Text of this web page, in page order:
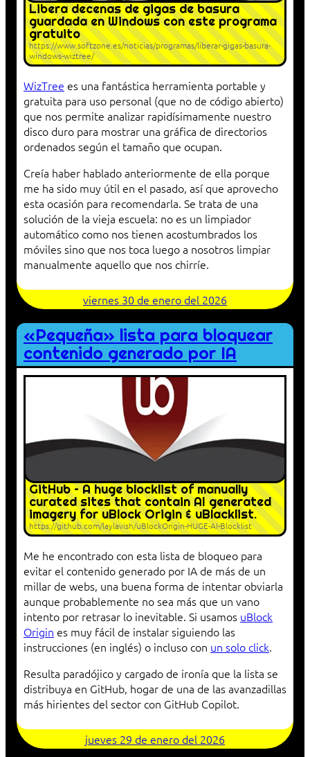
Libera decenas de gigas de basura
guardada en Windows con este programa
gratuito
https://www.softzone.es/noticias/programas/liberar-gigas-basura-
windows-wiztree/
WizTree es una fantástica herramienta portable y
gratuita para uso personal (que no de código abierto)
que nos permite analizar rapidísimamente nuestro
disco duro para mostrar una gráfica de directorios
ordenados según el tamaño que ocupan.
Creía haber hablado anteriormente de ella porque
me ha sido muy útil en el pasado, así que aprovecho
esta ocasión para recomendarla. Se trata de una
solución de la vieja escuela: no es un limpiador
automático como nos tienen acostumbrados los
móviles sino que nos toca luego a nosotros limpiar
manualmente aquello que nos chirríe.
viernes 30 de enero del 2026
«Pequeña» lista para bloquear
contenido generado por IA
GitHub – A huge blocklist of manually
curated sites that contain AI generated
imagery for uBlock Origin & uBlacklist.
https://github.com/laylavish/uBlockOrigin-HUGE-AI-Blocklist
Me he encontrado con esta lista de bloqueo para
evitar el contenido generado por IA de más de un
millar de webs, una buena forma de intentar obviarla
aunque probablemente no sea más que un vano
intento por retrasar lo inevitable. Si usamos uBlock
Origin es muy fácil de instalar siguiendo las
instrucciones (en inglés) o incluso con un solo click.
Resulta paradójico y cargado de ironía que la lista se
distribuya en GitHub, hogar de una de las avanzadillas
más hirientes del sector con GitHub Copilot.
jueves 29 de enero del 2026